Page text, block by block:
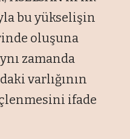
bu yükselişin
oluşuna
zamanda
varlığının
ifade